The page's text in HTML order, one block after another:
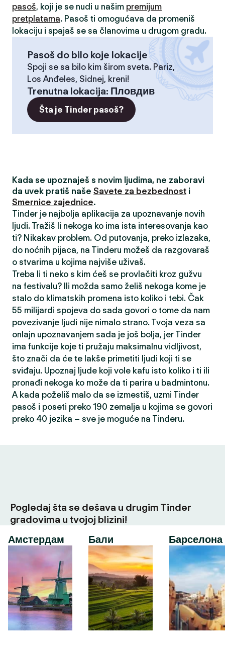
pasoš, koji je se nudi u našim premijum
pretplatama. Pasoš ti omogućava da promeniš
lokaciju i spajaš se sa članovima u drugom gradu.
Pasoš do bilo koje lokacije
Spoji se sa bilo kim širom sveta. Pariz,
Los Anđeles, Sidnej, kreni!
Trenutna lokacija: Пловдив
Šta je Tinder pasoš?
Kada se upoznaješ s novim ljudima, ne zaboravi
da uvek pratiš naše Savete za bezbednost i
Smernice zajednice.
Tinder je najbolja aplikacija za upoznavanje novih
ljudi. Tražiš li nekoga ko ima ista interesovanja kao
ti? Nikakav problem. Od putovanja, preko izlazaka,
do noćnih pijaca, na Tinderu možeš da razgovaraš
o stvarima u kojima najviše uživaš.
Treba li ti neko s kim ćeš se provlačiti kroz gužvu
na festivalu? Ili možda samo želiš nekoga kome je
stalo do klimatskih promena isto koliko i tebi. Čak
55 milijardi spojeva do sada govori o tome da nam
povezivanje ljudi nije nimalo strano. Tvoja veza sa
onlajn upoznavanjem sada je još bolja, jer Tinder
ima funkcije koje ti pružaju maksimalnu vidljivost,
što znači da će te lakše primetiti ljudi koji ti se
sviđaju. Upoznaj ljude koji vole kafu isto koliko i ti ili
pronađi nekoga ko može da ti parira u badmintonu.
A kada poželiš malo da se izmestiš, uzmi Tinder
pasoš i poseti preko 190 zemalja u kojima se govori
preko 40 jezika – sve je moguće na Tinderu.
Pogledaj šta se dešava u drugim Tinder
gradovima u tvojoj blizini!
Амстердам
Бали Барселона